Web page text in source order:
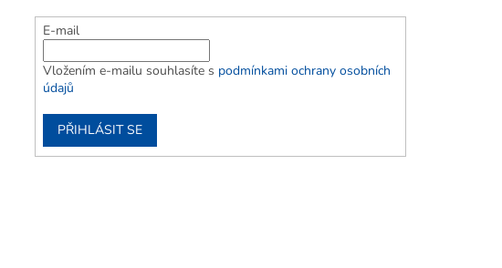
E-mail
Vložením e-mailu souhlasíte s podmínkami ochrany osobních
údajů
PŘIHLÁSIT SE